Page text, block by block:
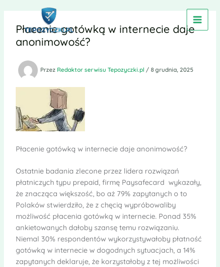
treściPłacenie gotówką w internecie daje
anonimowość?
Przez Redaktor serwisu Tepozyczki.pl / 8 grudnia, 2025
Płacenie gotówką w internecie daje anonimowość?
Ostatnie badania zlecone przez lidera rozwiązań
płatniczych typu prepaid, firmę Paysafecard wykazały,
że znacząca większość, bo aż 79% zapytanych o to
Polaków stwierdziło, że z chęcią wypróbowaliby
możliwość płacenia gotówką w internecie. Ponad 35%
ankietowanych dałoby szansę temu rozwiązaniu.
Niemal 30% respondentów wykorzystywałoby płatność
gotówką w internecie w dogodnych sytuacjach, a 14%
zapytanych deklaruje, że korzystałoby z tej możliwości